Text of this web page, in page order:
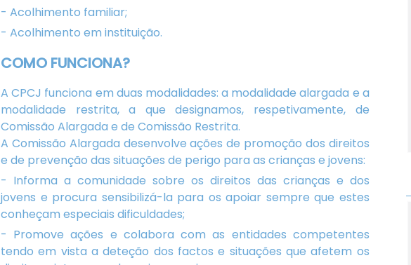
- Acolhimento familiar;
- Acolhimento em instituição.
COMO FUNCIONA?
A CPCJ funciona em duas modalidades: a modalidade alargada e a
modalidade restrita, a que designamos, respetivamente, de
Comissão Alargada e de Comissão Restrita.
A Comissão Alargada desenvolve ações de promoção dos direitos
e de prevenção das situações de perigo para as crianças e jovens:
- Informa a comunidade sobre os direitos das crianças e dos
jovens e procura sensibilizá-la para os apoiar sempre que estes
conheçam especiais dificuldades;
- Promove ações e colabora com as entidades competentes
tendo em vista a deteção dos factos e situações que afetem os